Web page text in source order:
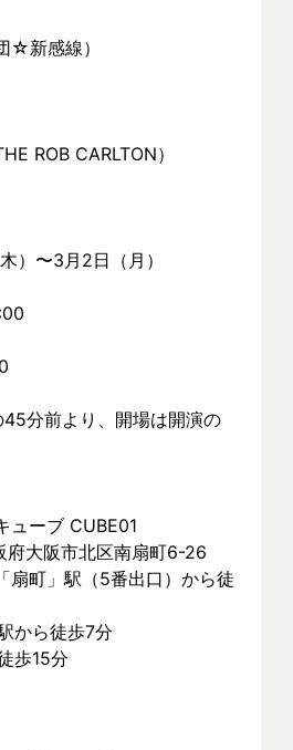
☆新感線）
ROB CARLTON）
）〜3月2日（月）
分前より、開場は開演の
ューブ CUBE01
大阪市北区南扇町6-26
扇町」駅（5番出口）から徒
から徒歩7分
歩15分